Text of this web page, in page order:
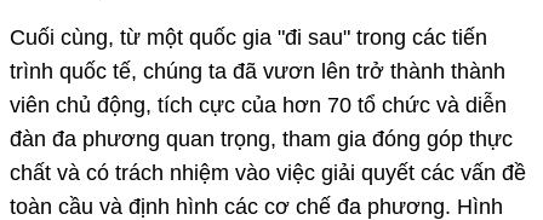
Cuối cùng, từ một quốc gia "đi sau" trong các tiến
trình quốc tế, chúng ta đã vươn lên trở thành thành
viên chủ động, tích cực của hơn 70 tổ chức và diễn
đàn đa phương quan trọng, tham gia đóng góp thực
chất và có trách nhiệm vào việc giải quyết các vấn đề
toàn cầu và định hình các cơ chế đa phương. Hình